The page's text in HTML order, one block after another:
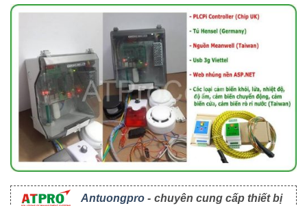
Antuongpro - chuyên cung cấp thiết bị